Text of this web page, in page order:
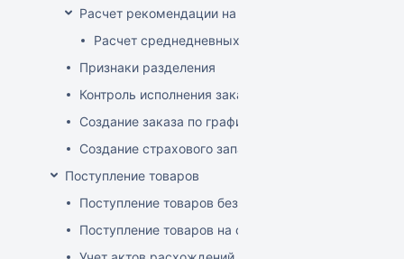
Расчет рекомендации на закупку
Расчет среднедневных продаж
Признаки разделения
Контроль исполнения заказов поставщиком
Создание заказа по графику
Создание страхового запаса
Поступление товаров
Поступление товаров без заказа
Поступление товаров на основе заказа